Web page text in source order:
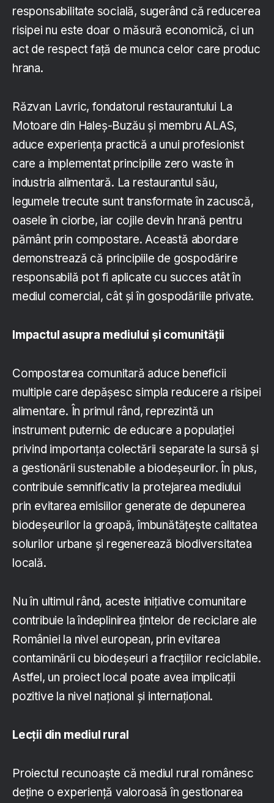
responsabilitate socială, sugerând că reducerea
risipei nu este doar o măsură economică, ci un
act de respect față de munca celor care produc
hrana.
Răzvan Lavric, fondatorul restaurantului La
Motoare din Haleș-Buzău și membru ALAS,
aduce experiența practică a unui profesionist
care a implementat principiile zero waste în
industria alimentară. La restaurantul său,
legumele trecute sunt transformate în zacuscă,
oasele în ciorbe, iar cojile devin hrană pentru
pământ prin compostare. Această abordare
demonstrează că principiile de gospodărire
responsabilă pot fi aplicate cu succes atât în
mediul comercial, cât și în gospodăriile private.
Impactul asupra mediului și comunității
Compostarea comunitară aduce beneficii
multiple care depășesc simpla reducere a risipei
alimentare. În primul rând, reprezintă un
instrument puternic de educare a populației
privind importanța colectării separate la sursă și
a gestionării sustenabile a biodeșeurilor. În plus,
contribuie semnificativ la protejarea mediului
prin evitarea emisiilor generate de depunerea
biodeșeurilor la groapă, îmbunătățește calitatea
solurilor urbane și regenerează biodiversitatea
locală.
Nu în ultimul rând, aceste inițiative comunitare
contribuie la îndeplinirea țintelor de reciclare ale
României la nivel european, prin evitarea
contaminării cu biodeșeuri a fracțiilor reciclabile.
Astfel, un proiect local poate avea implicații
pozitive la nivel național și internațional.
Lecții din mediul rural
Proiectul recunoaște că mediul rural românesc
deține o experiență valoroasă în gestionarea